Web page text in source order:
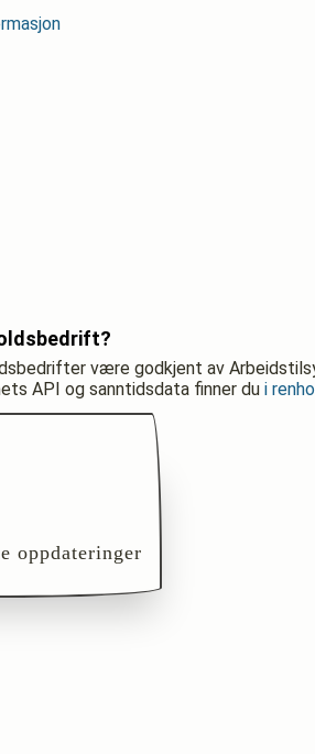
være godkjent av
API og sanntidsdata finner du i
oppdateringer